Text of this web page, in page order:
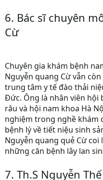
6. Bác sĩ chuyên
Cừ
Chuyên gia khám bệnh
Nguyễn quang Cừ vẫn
trung tâm y tế đào thải
Đức. Ông là nhân viên hội
râu và hội nam khoa Hà
nghiệm trong nghề khám
bệnh lý về tiết niệu sinh
Nguyễn quang quẻ Cừ
những căn bệnh lây lan
7. Th.S Nguyễn